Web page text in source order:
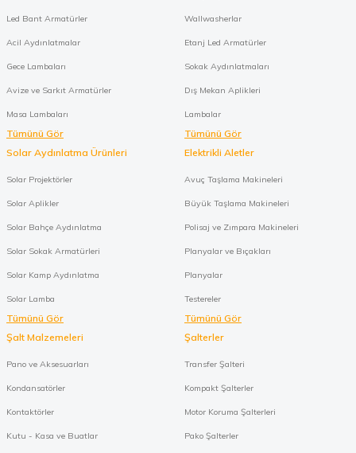
Led Bant Armatürler
Acil Aydınlatmalar
Gece Lambaları
Avize ve Sarkıt Armatürler
Masa Lambaları
Tümünü Gör
Wallwasherlar
Etanj Led Armatürler
Sokak Aydınlatmaları
Dış Mekan Aplikleri
Lambalar
Tümünü Gör
Solar Aydınlatma Ürünleri
Solar Projektörler
Solar Aplikler
Solar Bahçe Aydınlatma
Solar Sokak Armatürleri
Solar Kamp Aydınlatma
Solar Lamba
Tümünü Gör
Elektrikli Aletler
Avuç Taşlama Makineleri
Büyük Taşlama Makineleri
Polisaj ve Zımpara Makineleri
Planyalar ve Bıçakları
Planyalar
Testereler
Tümünü Gör
Şalt Malzemeleri
Pano ve Aksesuarları
Kondansatörler
Kontaktörler
Kutu - Kasa ve Buatlar
Şalterler
Transfer Şalteri
Kompakt Şalterler
Motor Koruma Şalterleri
Pako Şalterler